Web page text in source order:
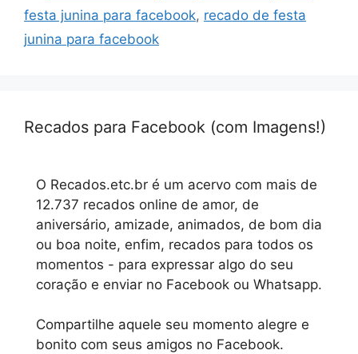
festa junina para facebook, recado de festa
junina para facebook
Recados para Facebook (com Imagens!)
O Recados.etc.br é um acervo com mais de
12.737 recados online de amor, de
aniversário, amizade, animados, de bom dia
ou boa noite, enfim, recados para todos os
momentos - para expressar algo do seu
coração e enviar no Facebook ou Whatsapp.
Compartilhe aquele seu momento alegre e
bonito com seus amigos no Facebook.